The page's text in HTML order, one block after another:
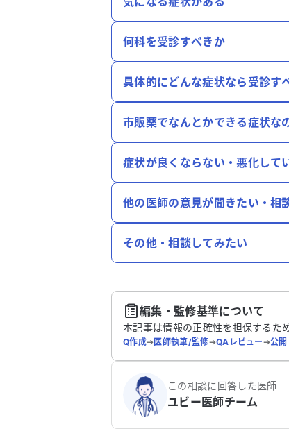
何科を受診すべきか
具体的にどんな症状なら受診す
市販薬でなんとかできる症状な
症状が良くならない・悪化して
他の医師の意見が聞きたい・相
その他・相談してみたい
編集・監修基準について
本記事は情報の正確性を担保するた
Q作成➔医師執筆/監修➔QAレビュー➔公開
この相談に回答した医師
ユビー医師チーム